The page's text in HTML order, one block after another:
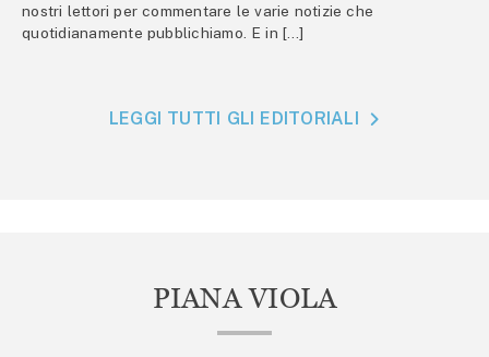
nostri lettori per commentare le varie notizie che
quotidianamente pubblichiamo. E in […]
LEGGI TUTTI GLI EDITORIALI
PIANA VIOLA